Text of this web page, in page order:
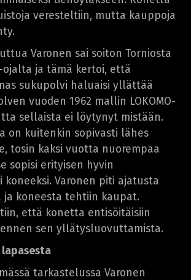
veresteltiin, mutta kauppoja
Varonen sai soiton Torniosta
ojalta ja tämä kertoi, että
sukupolvi haluaisi yllättää
vuoden 1962 mallin LOKOMO-
sellaista ei löytynyt mistään.
on kuitenkin sopivasti lähes
tosin kaksi vuotta nuorempaa
sopisi erityisen hyvin
Varonen piti ajatusta
koneesta tehtiin kaupat.
että konetta entisöitäisiin
sen yllätysluovuttamista.
tarkastelussa Varonen